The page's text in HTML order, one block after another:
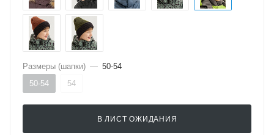
Размеры (шапки) — 50-54
50-54
54
В ЛИСТ ОЖИДАНИЯ